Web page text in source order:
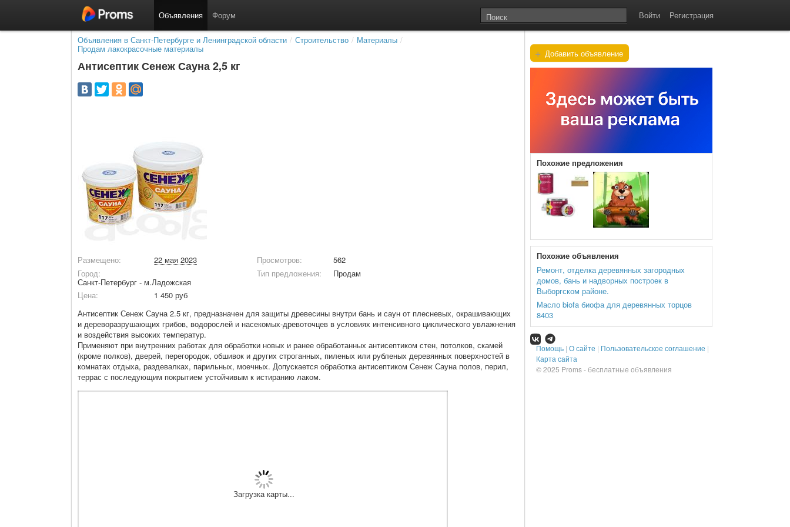
Объявления Форум Войти Регистрация
Объявления в Санкт-Петербурге и Ленинградской области / Строительство / Материалы /
Продам лакокрасочные материалы
Антисептик Сенеж Сауна 2,5 кг
Размещено: 22 мая 2023 Просмотров:
562
Город:
Санкт-Петербург - м.Ладожская
Тип предложения:
Продам
Цена:
1 450 руб
Антисептик Сенеж Сауна 2.5 кг, предназначен для защиты древесины внутри бань и саун от плесневых, окрашивающих
и дереворазрушающих грибов, водорослей и насекомых-древоточцев в условиях интенсивного циклического увлажнения
и воздействия высоких температур.
Применяют при внутренних работах для обработки новых и ранее обработанных антисептиком стен, потолков, скамей
(кроме полков), дверей, перегородок, обшивок и других строганных, пиленых или рубленых деревянных поверхностей в
комнатах отдыха, раздевалках, парильных, моечных. Допускается обработка антисептиком Сенеж Сауна полов, перил,
террас с последующим покрытием устойчивым к истиранию лаком.
Загрузка карты...
+ Добавить объявление
Похожие предложения
Похожие объявления
Ремонт, отделка деревянных загородных
домов, бань и надворных построек в
Выборгском районе.
Масло biofa биофа для деревянных торцов
8403
Помощь | О сайте | Пользовательское соглашение |
Карта сайта
© 2025 Proms - бесплатные объявления